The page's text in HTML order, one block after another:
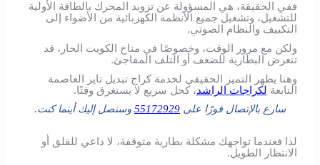
ففي الحقيقة، هي المسؤولة عن تزويد المحرك بالطاقة الأولية
للتشغيل، وتشغيل جميع الأنظمة الكهربائية من الأضواء إلى
التكييف والنظام الصوتي.
ولكن مع مرور الوقت، وخصوصًا في مناخ الكويت الحار، قد
تتعرض البطارية للضعف أو التلف المفاجئ.
وهنا يظهر التميز الحقيقي لخدمة كراج تبديل تاير العاصمة
التابعة لكراجات الراشد، كحل سريع لا يستغرق وقتًا.
سارع بالإتصال فورًا على 55172929 وسنصل إليك أينما كنت.
لذا فعندما تواجهك مشكلة بطارية متوقفة، لا داعي للقلق أو
الانتظار الطويل.